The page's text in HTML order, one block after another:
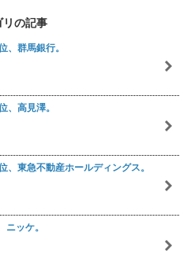
リの記事
、群馬銀行。
、高見澤。
東急不動産ホールディングス。
ッケ。